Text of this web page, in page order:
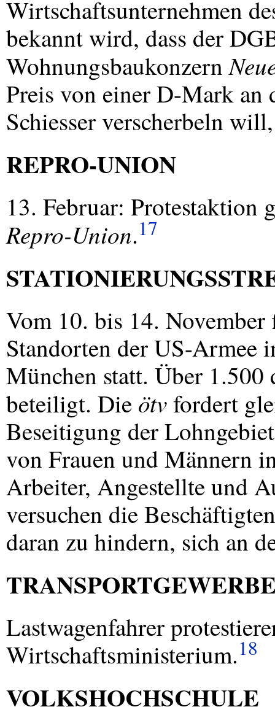
Wirtschaftsunternehmen
bekannt wird, dass der
Wohnungsbaukonzern
Preis von einer D-Mark an
Schiesser verscherbeln
REPRO-UNION
13. Februar: Protestaktion
Repro-Union.17
Vom 10. bis 14.
Standorten der US-Armee
München statt. Über 1.500
beteiligt. Die ötvfordert
Beseitigung der
von Frauen und Männern
Arbeiter, Angestellte und
versuchen die
daran zu hindern, sich an
Lastwagenfahrer
Wirtschaftsministerium.18
VOLKSHOCHSCHULE